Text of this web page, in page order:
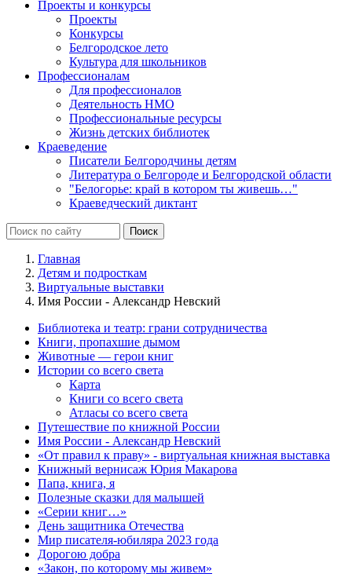
Проекты и конкурсы
Проекты
Конкурсы
Белгородское лето
Культура для школьников
Профессионалам
Для профессионалов
Деятельность НМО
Профессиональные ресурсы
Жизнь детских библиотек
Краеведение
Писатели Белгородчины детям
Литература о Белгороде и Белгородской области
"Белогорье: край в котором ты живешь…"
Краеведческий диктант
Главная
Детям и подросткам
Виртуальные выставки
Имя России - Александр Невский
Библиотека и театр: грани сотрудничества
Книги, пропахшие дымом
Животные — герои книг
Истории со всего света
Карта
Книги со всего света
Атласы со всего света
Путешествие по книжной России
Имя России - Александр Невский
«От правил к праву» - виртуальная книжная выставка
Книжный вернисаж Юрия Макарова
Папа, книга, я
Полезные сказки для малышей
«Серии книг…»
День защитника Отечества
Мир писателя-юбиляра 2023 года
Дорогою добра
«Закон, по которому мы живем»